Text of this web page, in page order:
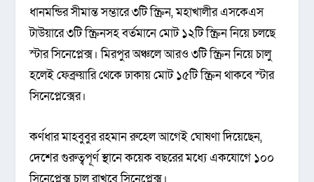
ধানমন্ডির সীমান্ত সম্ভারে ৩টি স্ক্রিন, মহাখালীর এসকেএস
টাউয়ারে ৩টি স্ক্রিনসহ বর্তমানে মোট ১২টি স্ক্রিন নিয়ে চলছে
স্টার সিনেপ্লেক্স। মিরপুর অঞ্চলে আরও ৩টি স্ক্রিন নিয়ে চালু
হলেই ফেব্রুয়ারি থেকে ঢাকায় মোট ১৫টি স্ক্রিন থাকবে স্টার
সিনেপ্লেক্সের।
কর্ণধার মাহবুবুর রহমান রুহেল আগেই ঘোষণা দিয়েছেন,
দেশের গুরুত্বপূর্ণ স্থানে কয়েক বছরের মধ্যে একযোগে ১০০
সিনেপ্লেক্স চালু রাখবে সিনেপ্লেক্স।